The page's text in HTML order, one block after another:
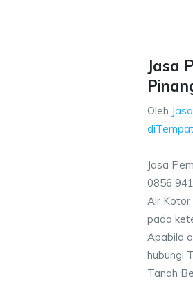
Jasa
Oleh
Jasa
0856
Air Kotor
pada
Apabila
hubungi
Tanah